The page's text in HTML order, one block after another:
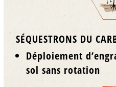
SÉQUESTRONS DU
Déploiement
sol sans rotation